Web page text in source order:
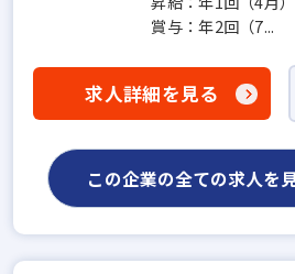
賞与：年2回（7...
求人詳細を見る
この企業の全ての求人を